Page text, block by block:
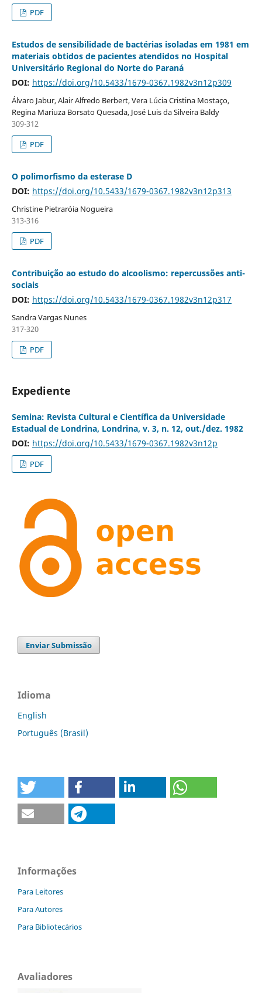
PDF
Estudos de sensibilidade de bactérias isoladas em 1981 em
materiais obtidos de pacientes atendidos no Hospital
Universitário Regional do Norte do Paraná
DOI: https://doi.org/10.5433/1679-0367.1982v3n12p309
Álvaro Jabur, Alair Alfredo Berbert, Vera Lúcia Cristina Mostaço,
Regina Mariuza Borsato Quesada, José Luis da Silveira Baldy
309-312
PDF
O polimorfismo da esterase D
DOI: https://doi.org/10.5433/1679-0367.1982v3n12p313
Christine Pietraróia Nogueira
313-316
PDF
Contribuição ao estudo do alcoolismo: repercussões anti-
sociais
DOI: https://doi.org/10.5433/1679-0367.1982v3n12p317
Sandra Vargas Nunes
317-320
PDF
Expediente
Semina: Revista Cultural e Científica da Universidade
Estadual de Londrina, Londrina, v. 3, n. 12, out./dez. 1982
DOI: https://doi.org/10.5433/1679-0367.1982v3n12p
PDF
Enviar Submissão
Idioma
English
Português (Brasil)
Informações
Para Leitores
Para Autores
Para Bibliotecários
Avaliadores